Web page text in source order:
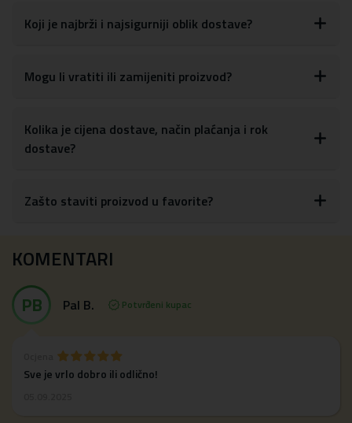
Koji je najbrži i najsigurniji oblik dostave?
Mogu li vratiti ili zamijeniti proizvod?
Kolika je cijena dostave, način plaćanja i rok
dostave?
Zašto staviti proizvod u favorite?
KOMENTARI
PB Pal B. Potvrđeni kupac
Sve je vrlo dobro ili odlično!